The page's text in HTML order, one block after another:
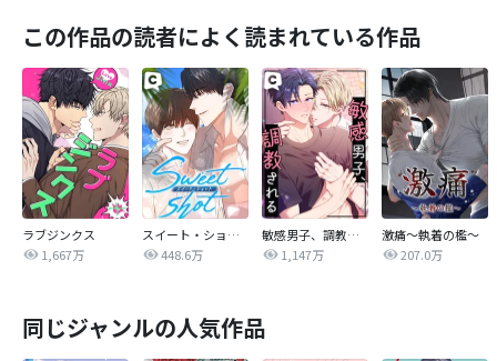
この作品の読者によく読まれている作品
ラブジンクス
1,667万
スイート・ショット
448.6万
敏感男子、調教される
1,147万
激痛～執着の檻～
207.0万
同じジャンルの人気作品